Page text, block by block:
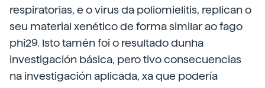
respiratorias, e o virus da poliomielitis, replican o
seu material xenético de forma similar ao fago
phi29. Isto tamén foi o resultado dunha
investigación básica, pero tivo consecuencias
na investigación aplicada, xa que podería